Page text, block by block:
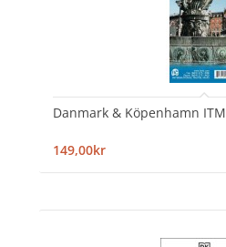
Danmark & Köpenhamn ITM
149,00kr